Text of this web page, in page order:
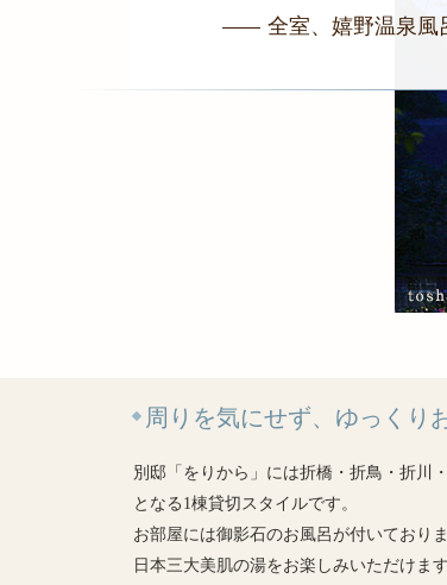
全室、嬉野温泉風
周りを気にせず、ゆっくり
別邸「をりから」には折橋・折鳥・折川
となる1棟貸切スタイルです。
お部屋には御影石のお風呂が付いており
日本三大美肌の湯をお楽しみいただけます